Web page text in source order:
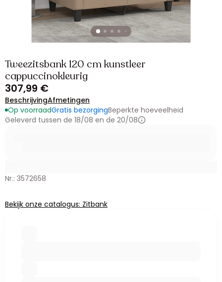
Tweezitsbank 120 cm kunstleer
cappuccinokleurig
307,99 €
BeschrijvingAfmetingen
Op voorraadGratis bezorgingBeperkte hoeveelheid
Geleverd tussen de 18/08 en de 20/08
Nr.: 3572658
Bekijk onze catalogus: Zitbank